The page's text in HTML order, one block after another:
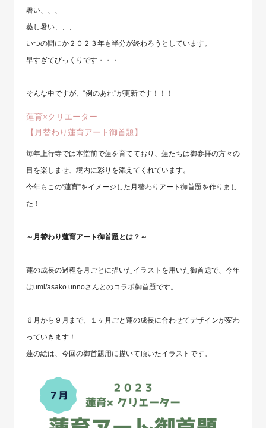
暑い、、、
蒸し暑い、、、
いつの間にか２０２３年も半分が終わろうとしています。
早すぎてびっくりです・・・
そんな中ですが、“例のあれ″が更新です！！！
蓮育×クリエーター
【月替わり蓮育アート御首題】
毎年上行寺では本堂前で蓮を育てており、蓮たちは御参拝の方々の
目を楽しませ、境内に彩りを添えてくれています。
今年もこの“蓮育”をイメージした月替わりアート御首題を作りまし
た！
～月替わり蓮育アート御首題とは？～
蓮の成長の過程を月ごとに描いたイラストを用いた御首題で、今年
はumi/asako unnoさんとのコラボ御首題です。
６月から９月まで、１ヶ月ごと蓮の成長に合わせてデザインが変わ
っていきます！
蓮の絵は、今回の御首題用に描いて頂いたイラストです。